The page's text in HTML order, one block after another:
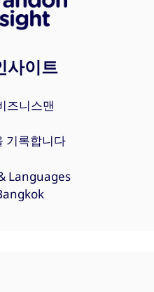
사이트
즈니스맨
기록합니다
Languages